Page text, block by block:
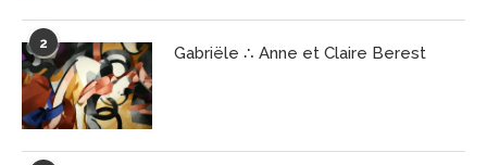
2 Gabriële ∴ Anne et Claire Berest